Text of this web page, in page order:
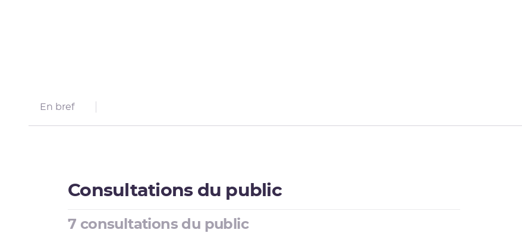
En bref
Consultations du public
7 consultations du public